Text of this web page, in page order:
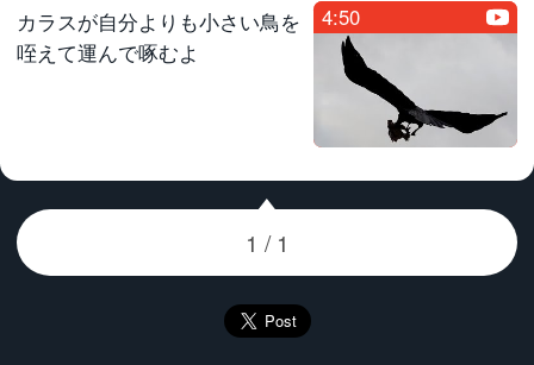
4:50
カラスが自分よりも小さい鳥を
咥えて運んで啄むよ